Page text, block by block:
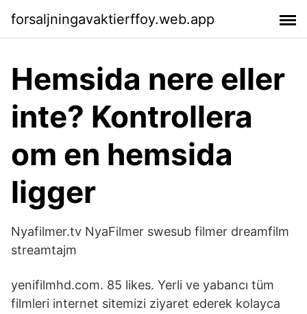
forsaljningavaktierffoy.web.app
Hemsida nere eller
inte? Kontrollera
om en hemsida
ligger
Nyafilmer.tv NyaFilmer swesub filmer dreamfilm
streamtajm
yenifilmhd.com. 85 likes. Yerli ve yabancı tüm
filmleri internet sitemizi ziyaret ederek kolayca